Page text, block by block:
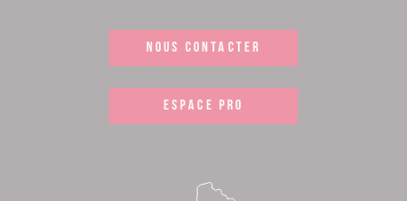
NOUS CONTACTER
ESPACE PRO